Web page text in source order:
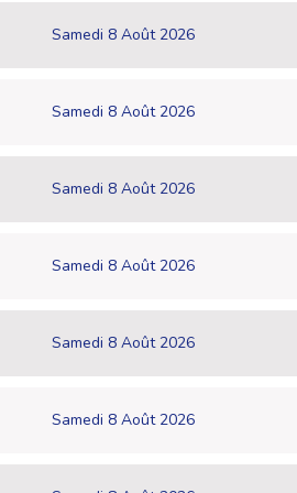
Samedi 8 Août 2026
Samedi 8 Août 2026
Samedi 8 Août 2026
Samedi 8 Août 2026
Samedi 8 Août 2026
Samedi 8 Août 2026